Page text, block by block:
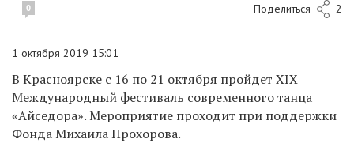
0 Поделиться 2
1 октября 2019 15:01
В Красноярске с 16 по 21 октября пройдет XIX
Международный фестиваль современного танца
«Айседора». Мероприятие проходит при поддержки
Фонда Михаила Прохорова.